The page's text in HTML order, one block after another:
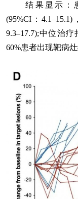
结果显示：患
(95%CI：
9.3–17.7);中位治
60%患者出现靶病灶